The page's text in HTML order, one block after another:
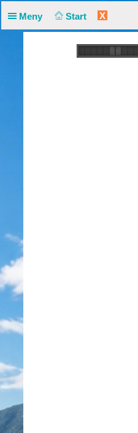
Meny Start X